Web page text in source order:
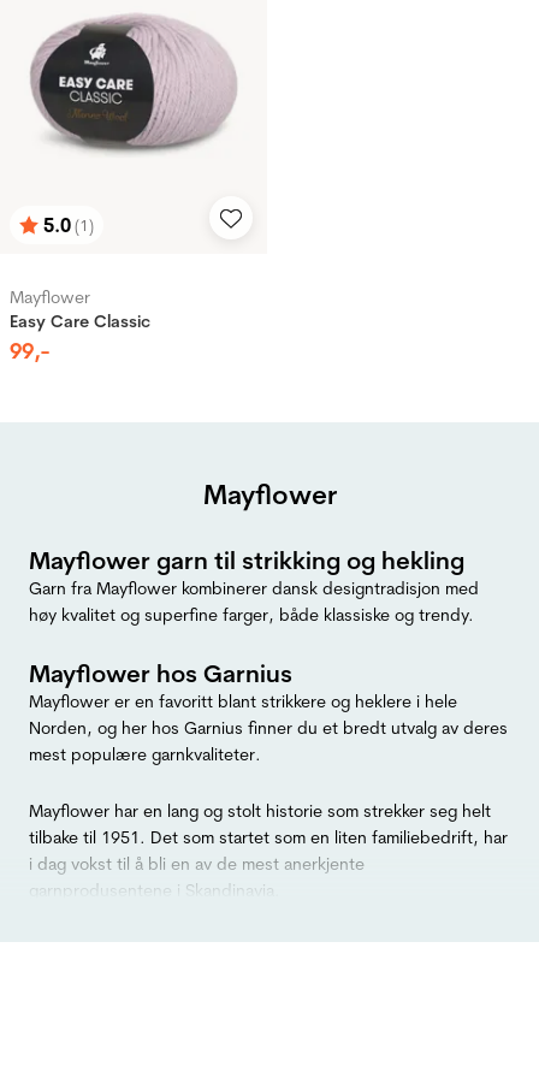
Karakter:
5.0(1)
av 5 mulige
Mayflower
Easy Care Classic
99,-
Mayflower
Mayflower garn til strikking og hekling
Garn fra Mayflower kombinerer dansk designtradisjon med
høy kvalitet og superfine farger, både klassiske og trendy.
Mayflower hos Garnius
Mayflower er en favoritt blant strikkere og heklere i hele
Norden, og her hos Garnius finner du et bredt utvalg av deres
mest populære garnkvaliteter.
Mayflower har en lang og stolt historie som strekker seg helt
tilbake til 1951. Det som startet som en liten familiebedrift, har
i dag vokst til å bli en av de mest anerkjente
garnprodusentene i Skandinavia.
Grunnen til at garn fra Mayflower har blitt så populært, er